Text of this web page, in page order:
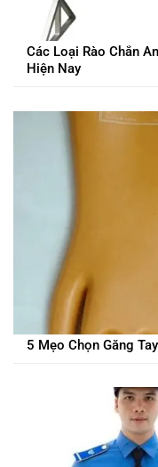
Các Loại Rào Chắn
Hiện Nay
5 Mẹo Chọn Găng